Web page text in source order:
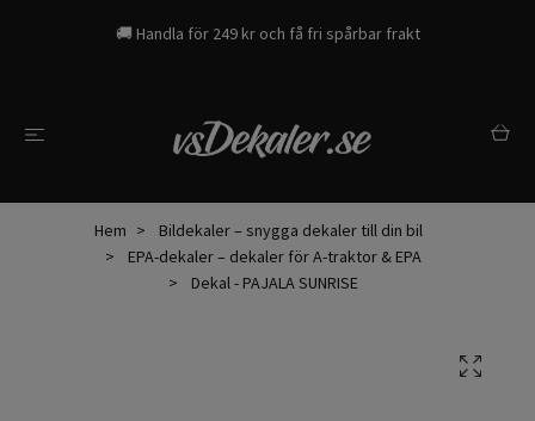
🚚 Handla för 249 kr och få fri spårbar frakt
Hem
Bildekaler – snygga dekaler till din bil
EPA-dekaler – dekaler för A-traktor & EPA
Dekal - PAJALA SUNRISE